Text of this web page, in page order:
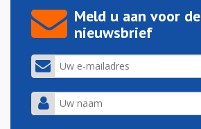
Meld u aan voor de
nieuwsbrief